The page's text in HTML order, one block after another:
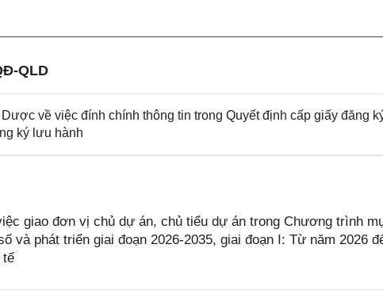
QLD
về việc đính chính thông tin trong Quyết định cấp giấy đăng
ký lưu hành
giao đơn vị chủ dự án, chủ tiểu dự án trong Chương trình
và phát triển giai đoạn 2026-2035, giai đoạn I: Từ năm 2026
tế